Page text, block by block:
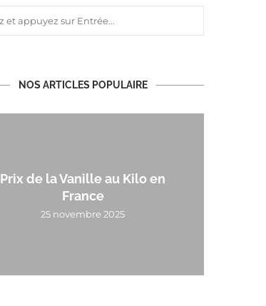
NOS ARTICLES POPULAIRE
Prix de la Vanille au Kilo en
France
25 novembre 2025